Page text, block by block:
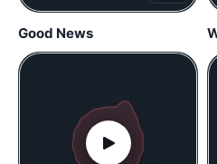
Good News